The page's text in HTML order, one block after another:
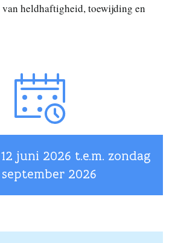
heldhaftigheid, toewijding en
12 juni 2026 t.e.m. zondag
2026